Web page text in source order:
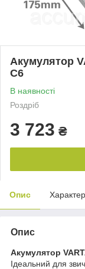
Акумулятор
C6
В наявності
Роздріб
3 723 ₴
Опис
Опис
Акумулятор
Ідеальний для